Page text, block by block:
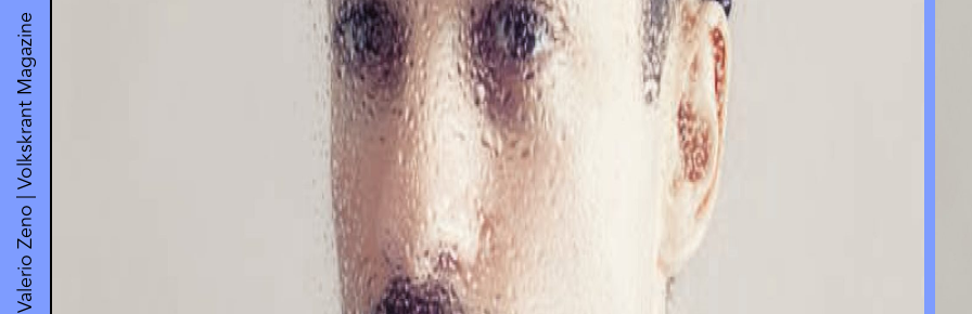
Valerio Zeno | Volkskrant Magazine